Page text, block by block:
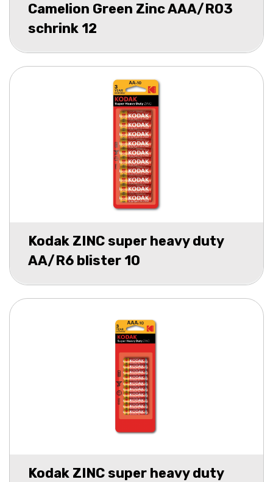
Camelion Green Zinc AAA/R03
schrink 12
Kodak ZINC super heavy duty
AA/R6 blister 10
Kodak ZINC super heavy duty